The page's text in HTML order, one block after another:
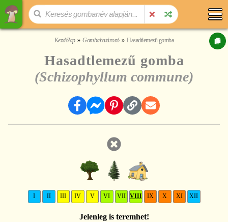
Kezdőlap Gombahatározó Hasadtlemezű gomba
Hasadtlemezű gomba
(Schizophyllum commune)
I II III IV V VI VII VIII IX X XI XII
Jelenleg is teremhet!